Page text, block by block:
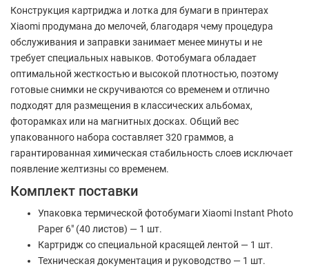
Конструкция картриджа и лотка для бумаги в принтерах
Xiaomi продумана до мелочей, благодаря чему процедура
обслуживания и заправки занимает менее минуты и не
требует специальных навыков. Фотобумага обладает
оптимальной жесткостью и высокой плотностью, поэтому
готовые снимки не скручиваются со временем и отлично
подходят для размещения в классических альбомах,
фоторамках или на магнитных досках. Общий вес
упакованного набора составляет 320 граммов, а
гарантированная химическая стабильность слоев исключает
появление желтизны со временем.
Комплект поставки
Упаковка термической фотобумаги Xiaomi Instant Photo
Paper 6" (40 листов) — 1 шт.
Картридж со специальной красящей лентой — 1 шт.
Техническая документация и руководство — 1 шт.